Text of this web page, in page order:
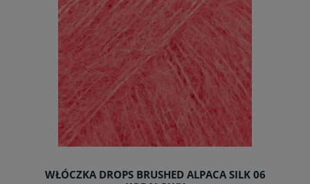
WŁÓCZKA DROPS BRUSHED ALPACA SILK 06